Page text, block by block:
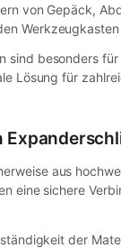
von Gepäck,
sind besonders
Lösung für
aus
eine sichere
der